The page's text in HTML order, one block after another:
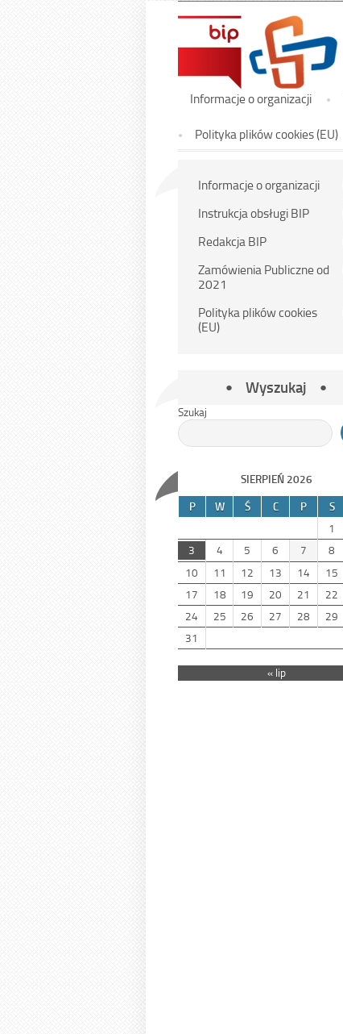
Menu
główne
Informacje o organizacji
Polityka plików cookies (EU)
Menu
główne
Informacje o organizacji
Instrukcja obsługi BIP
Redakcja BIP
Zamówienia Publiczne od
2021
Polityka plików cookies
(EU)
Wyszukaj
Szukaj
SIERPIEŃ 2026
P
W Ś C P S
1
3
4 5 6 7 8
10
11 12 13 14 15
17
18 19 20 21 22
24
25 26 27 28 29
31
« lip